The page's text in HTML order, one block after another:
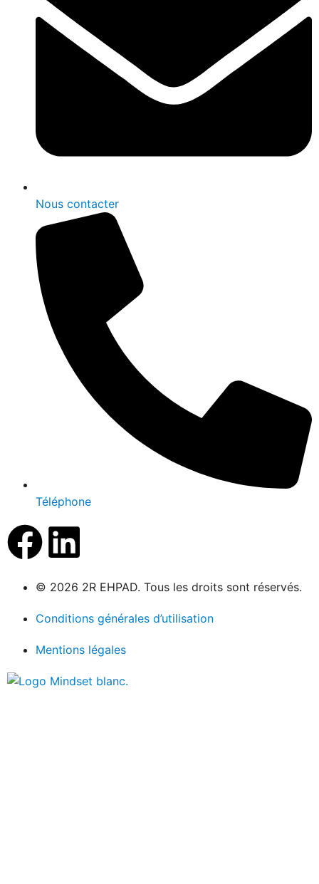
Nous contacter
Téléphone
© 2026 2R EHPAD. Tous les droits sont réservés.
Conditions générales d’utilisation
Mentions légales